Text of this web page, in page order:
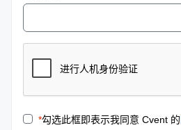
*勾选此框即表示我同意 Cvent 的